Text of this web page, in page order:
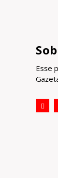
Esse